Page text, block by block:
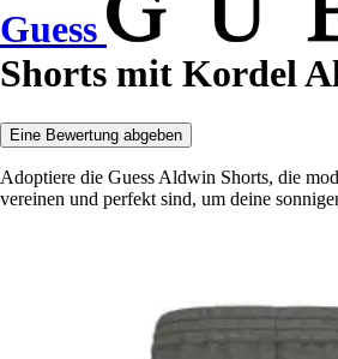
Guess
Shorts mit Kordel
Eine Bewertung abgeben
Adoptiere die Guess Aldwin Shorts, die
vereinen und perfekt sind, um deine